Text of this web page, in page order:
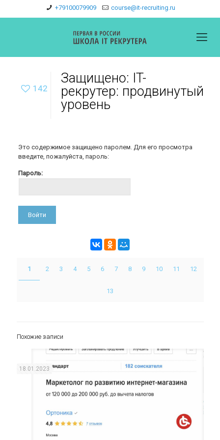
+79100079909 course@it-recruiting.ru
142
Защищено: IT-
рекрутер: продвинутый
уровень
Это содержимое защищено паролем. Для его просмотра
введите, пожалуйста, пароль:
Пароль:
1 2 3 4 5 6 7 8 9 10 11 12
13
Похожие записи
18.01.2023